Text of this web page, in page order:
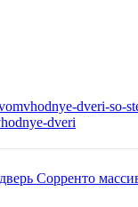
vhodnye-dveri-so-
dveri